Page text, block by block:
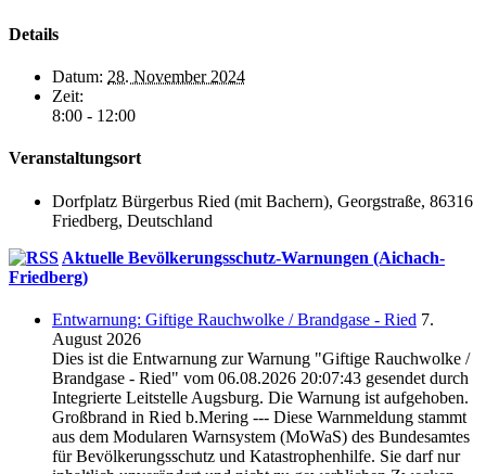
Details
Datum: 28. November 2024
Zeit:
8:00 - 12:00
Veranstaltungsort
Dorfplatz Bürgerbus Ried (mit Bachern), Georgstraße, 86316
Friedberg, Deutschland
Aktuelle Bevölkerungsschutz-Warnungen (Aichach-
Friedberg)
Entwarnung: Giftige Rauchwolke / Brandgase - Ried 7.
August 2026
Dies ist die Entwarnung zur Warnung "Giftige Rauchwolke /
Brandgase - Ried" vom 06.08.2026 20:07:43 gesendet durch
Integrierte Leitstelle Augsburg. Die Warnung ist aufgehoben.
Großbrand in Ried b.Mering --- Diese Warnmeldung stammt
aus dem Modularen Warnsystem (MoWaS) des Bundesamtes
für Bevölkerungsschutz und Katastrophenhilfe. Sie darf nur